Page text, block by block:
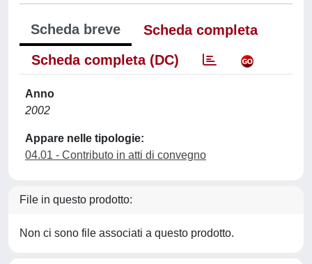
Scheda breve
Scheda completa
Scheda completa (DC)
Anno
2002
Appare nelle tipologie:
04.01 - Contributo in atti di convegno
File in questo prodotto:
Non ci sono file associati a questo prodotto.